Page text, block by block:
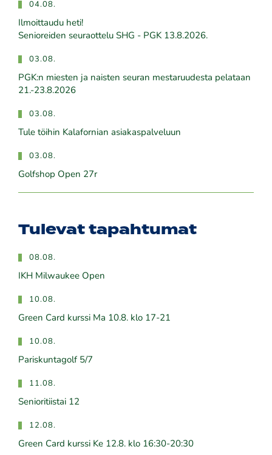
04.08.
Ilmoittaudu heti!
​​​​​​​Senioreiden seuraottelu SHG - PGK 13.8.2026.
03.08.
PGK:n miesten ja naisten seuran mestaruudesta pelataan
21.-23.8.2026
03.08.
Tule töihin Kalafornian asiakaspalveluun
03.08.
Golfshop Open 27r
Tulevat tapahtumat
08.08.
IKH Milwaukee Open
10.08.
Green Card kurssi Ma 10.8. klo 17-21
10.08.
Pariskuntagolf 5/7
11.08.
Senioritiistai 12
12.08.
Green Card kurssi Ke 12.8. klo 16:30-20:30